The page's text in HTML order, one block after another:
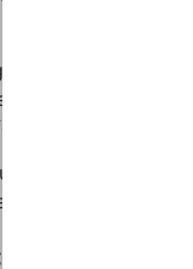
og psykiske
der
langvarig bedring.
Nogle finder
at behandlingen
i